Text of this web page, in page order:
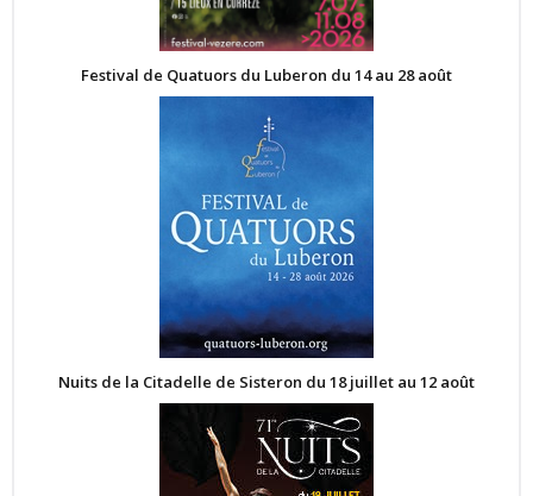
Festival de Quatuors du Luberon du 14 au 28 août
Nuits de la Citadelle de Sisteron du 18 juillet au 12 août